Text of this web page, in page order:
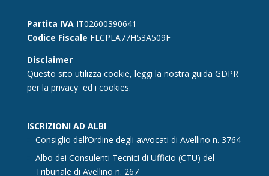
Partita IVAIT02600390641
Codice Fiscale FLCPLA77H53A509F
Disclaimer
Questo sito utilizza cookie, leggi la nostra guida GDPR
per la privacy ed i cookies.
ISCRIZIONI AD ALBI
Consiglio dell’Ordine degli avvocati di Avellino n. 3764
Albo dei Consulenti Tecnici di Ufficio (CTU) del
Tribunale di Avellino n. 267